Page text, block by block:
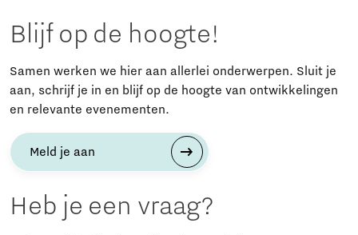
Blijf op de hoogte!
Samen werken we hier aan allerlei onderwerpen. Sluit je
aan, schrijf je in en blijf op de hoogte van ontwikkelingen
en relevante evenementen.
Meld je aan
Heb je een vraag?